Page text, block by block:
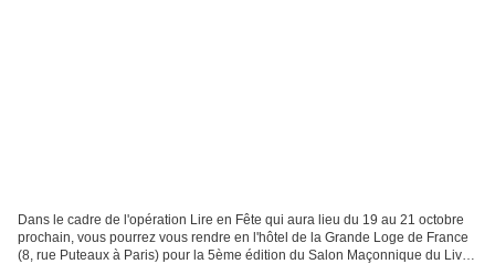
Dans le cadre de l'opération Lire en Fête qui aura lieu du 19 au 21 octobre
prochain, vous pourrez vous rendre en l'hôtel de la Grande Loge de France
(8, rue Puteaux à Paris) pour la 5ème édition du Salon Maçonnique du Livre.